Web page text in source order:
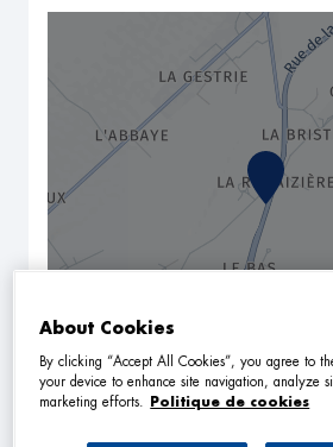
NAVIGUER
About Cookies
By clicking “Accept All Cookies”, you agree to
your device to enhance site navigation, analyze
marketing efforts.
Politique de cookies